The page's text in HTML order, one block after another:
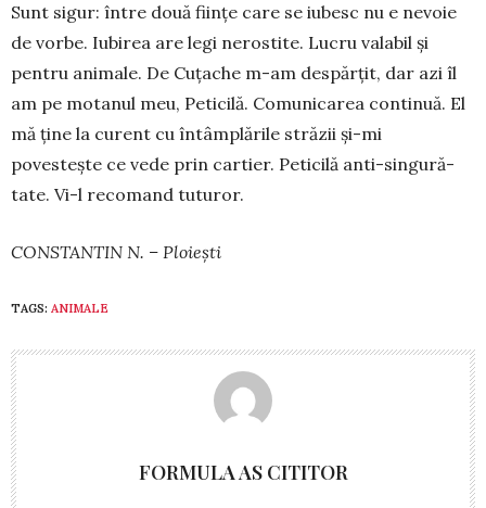
Sunt sigur: între două ființe care se iubesc nu e nevoie
de vorbe. Iubirea are legi ne­ros­tite. Lucru valabil și
pentru animale. De Cuțache m-am despărțit, dar azi îl
am pe motanul meu, Peticilă. Comu­nicarea continuă. El
mă ține la curent cu întâmplările străzii și-mi
povestește ce vede prin cartier. Peticilă anti-singu­ră­
tate. Vi-l recomand tuturor.
CONSTANTIN N. – Ploiești
TAGS: ANIMALE
FORMULA AS CITITOR